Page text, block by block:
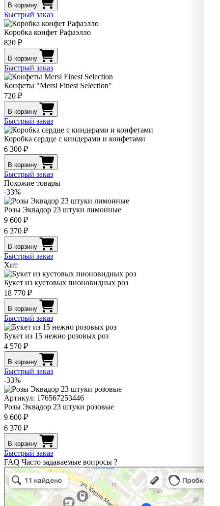
В корзину
Быстрый заказ
Коробка конфет Рафаэлло
820 ₽
В корзину
Быстрый заказ
Конфеты "Mersi Finest Selection"
720 ₽
В корзину
Быстрый заказ
Коробка сердце с киндерами и конфетами
6 300 ₽
В корзину
Быстрый заказ
Похожие товары
-33%
Розы Эквадор 23 штуки лимонные
9 600 ₽
6 370 ₽
В корзину
Быстрый заказ
Хит
Букет из кустовых пионовидных роз
18 770 ₽
В корзину
Быстрый заказ
Букет из 15 нежно розовых роз
4 570 ₽
В корзину
Быстрый заказ
-33%
Артикул: 176567253446
Розы Эквадор 23 штуки розовые
9 600 ₽
6 370 ₽
В корзину
Быстрый заказ
FAQ Часто задаваемые вопросы ?
Pro. Цветы
Магазин цветов в Нижнем Новгороде
Доставка цветов и букетов в Нижнем Новгороде